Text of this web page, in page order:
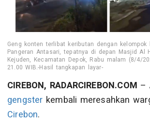
Geng konten terlibat keributan dengan
Pangeran Antasari, tepatnya di depan Masjid Al
Kejuden, Kecamatan Depok, Rabu malam (8/4/
21.00 WIB.-Hasil tangkapan layar-
CIREBON, RADARCIREBON.COM –
gengster kembali meresahkan
Cirebon.